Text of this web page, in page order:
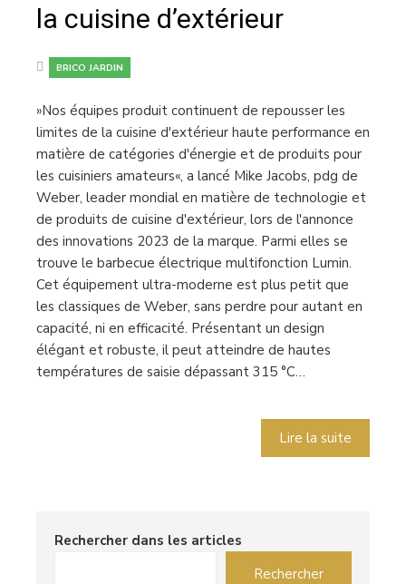
la cuisine d’extérieur
BRICO JARDIN
»Nos équipes produit continuent de repousser les
limites de la cuisine d'extérieur haute performance en
matière de catégories d'énergie et de produits pour
les cuisiniers amateurs«, a lancé Mike Jacobs, pdg de
Weber, leader mondial en matière de technologie et
de produits de cuisine d'extérieur, lors de l'annonce
des innovations 2023 de la marque. Parmi elles se
trouve le barbecue électrique multifonction Lumin.
Cet équipement ultra-moderne est plus petit que
les classiques de Weber, sans perdre pour autant en
capacité, ni en efficacité. Présentant un design
élégant et robuste, il peut atteindre de hautes
températures de saisie dépassant 315 °C…
Lire la suite
Rechercher dans les articles
Rechercher